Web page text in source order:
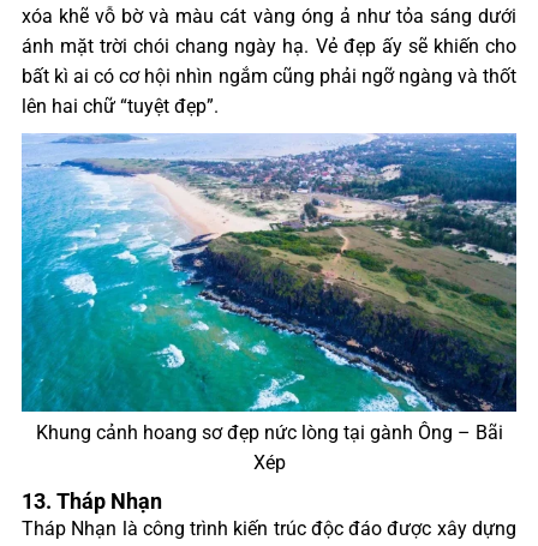
xóa khẽ vỗ bờ và màu cát vàng óng ả như tỏa sáng dưới
ánh mặt trời chói chang ngày hạ. Vẻ đẹp ấy sẽ khiến cho
bất kì ai có cơ hội nhìn ngắm cũng phải ngỡ ngàng và thốt
lên hai chữ “tuyệt đẹp”.
Khung cảnh hoang sơ đẹp nức lòng tại gành Ông – Bãi
Xép
13. Tháp Nhạn
Tháp Nhạn là công trình kiến trúc độc đáo được xây dựng